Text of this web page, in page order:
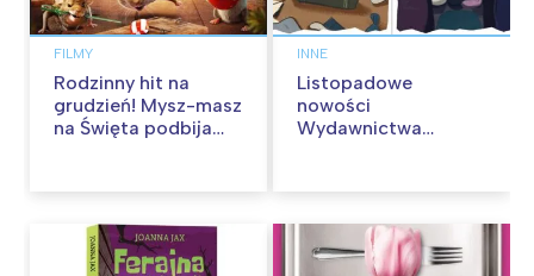
FILMY
Rodzinny hit na
grudzień! Mysz-masz
na Święta podbija
INNE
Listopadowe
nowości
Wydawnictwa